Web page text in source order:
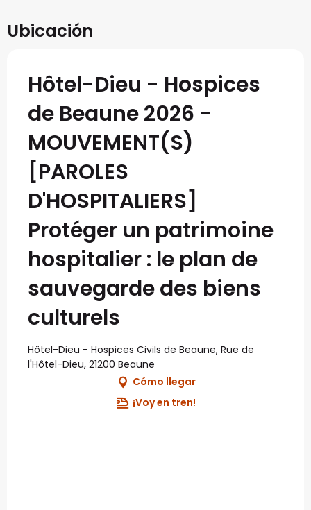
Ubicación
Hôtel-Dieu - Hospices
de Beaune 2026 -
MOUVEMENT(S)
[PAROLES
D'HOSPITALIERS]
Protéger un patrimoine
hospitalier : le plan de
sauvegarde des biens
culturels
Hôtel-Dieu - Hospices Civils de Beaune, Rue de
l'Hôtel-Dieu, 21200 Beaune
Cómo llegar
¡Voy en tren!